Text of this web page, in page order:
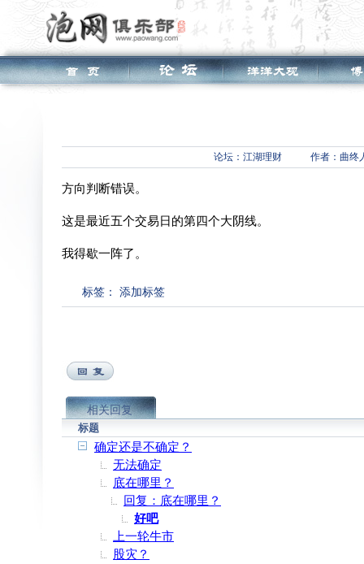
论坛： 江湖理财 作者：曲终
方向判断错误。
这是最近五个交易日的第四个大阴线。
我得歇一阵了。
标签： 添加标签
相关回复
标题
确定还是不确定？
无法确定
底在哪里？
回复：底在哪里？
好吧
上一轮牛市
股灾？